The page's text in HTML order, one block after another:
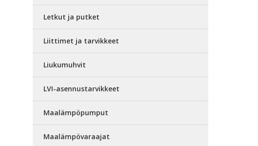
Letkut ja putket
Liittimet ja tarvikkeet
Liukumuhvit
LVI-asennustarvikkeet
Maalämpöpumput
Maalämpövaraajat